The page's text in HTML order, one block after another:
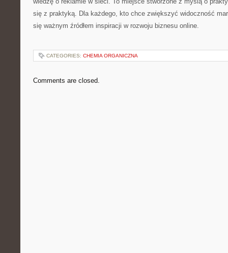
się z praktyką. Dla każdego, kto chce zwiększyć widoczność
się ważnym źródłem inspiracji w rozwoju biznesu online.
CATEGORIES: CHEMIA ORGANICZNA
Comments are closed.